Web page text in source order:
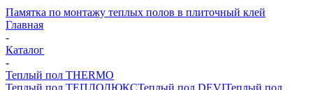
Памятка по монтажу теплых полов в плиточный клей
Главная
-
Каталог
-
Теплый пол THERMO
Теплый пол ТЕПЛОЛЮКСТеплый пол DEVIТеплый пол